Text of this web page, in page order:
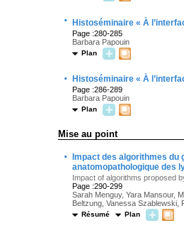
· Histoséminaire « À
Page :280-285
Barbara Papouin
Plan
· Histoséminaire « À
Page :286-289
Barbara Papouin
Plan
Mise au point
·
Impact des algorithmes du
anatomopathologique des
Impact of algorithms proposed
Page :290-299
Sarah Menguy, Yara Mansour,
Beltzung, Vanessa Szablewski,
Résumé Plan